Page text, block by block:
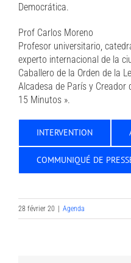
Democrática.
Prof Carlos Moreno
Profesor universitario,
experto internacional de la
Caballero de la Orden de la
Alcadesa de París y Creador
15 Minutos ».
INTERVENTION
COMMUNIQUÉ DE
28 février 20 | Agenda